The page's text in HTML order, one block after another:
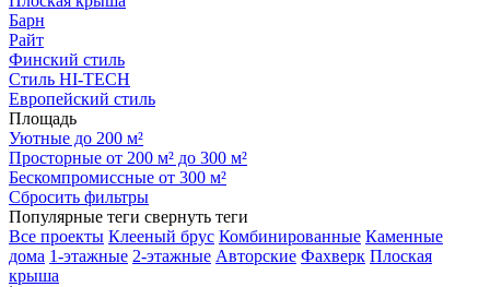
Барн
Райт
Финский стиль
Стиль HI-TECH
Европейский стиль
Площадь
Уютные до 200 м²
Просторные от 200 м² до 300 м²
Бескомпромиссные от 300 м²
Сбросить фильтры
Популярные теги свернуть теги
Все проекты Клееный брус Комбинированные Каменные
дома 1-этажные 2-этажные Авторские Фахверк Плоская
крыша